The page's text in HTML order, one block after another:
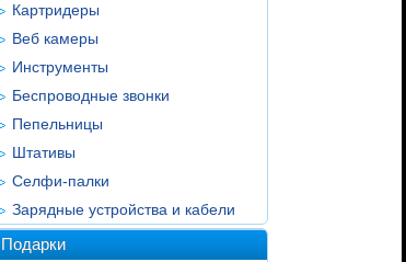
Картридеры
Веб камеры
Инструменты
Беспроводные звонки
Пепельницы
Штативы
Селфи-палки
Зарядные устройства и кабели
Подарки